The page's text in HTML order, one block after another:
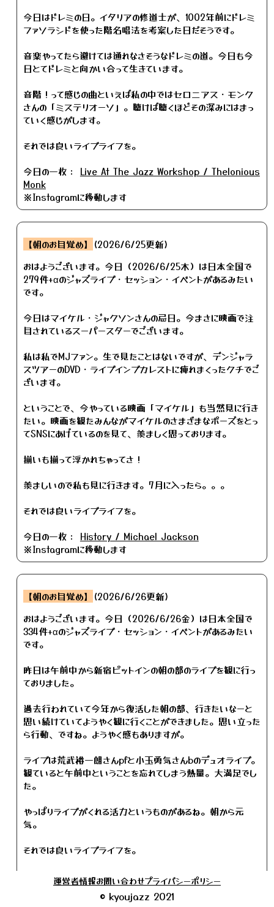
今日はドレミの日。イタリアの修道士が、1002年前にドレミ
ファソラシドを使った階名唱法を考案した日だそうです。
音楽やってたら避けては通れなさそうなドレミの道。今日も今
日とてドレミと向かい合って生きています。
音階！って感じの曲といえば私の中ではセロニアス・モンク
さんの「ミステリオーソ」。聴けば聴くほどその深みにはまっ
ていく感じがします。
それでは良いライブライフを。
今日の一枚： Live At The Jazz Workshop / Thelonious
Monk
※Instagramに移動します
【朝のお目覚め】
(2026/6/25更新)
おはようございます。今日（2026/6/25木）は日本全国で
279件+αのジャズライブ・セッション・イベントがあるみたい
です。
今日はマイケル・ジャクソンさんの忌日。今まさに映画で注
目されているスーパースターでございます。
私は私でMJファン。生で見たことはないですが、デンジャラ
スツアーのDVD・ライブインブカレストに痺れまくったクチでご
ざいます。
ということで、今やっている映画「マイケル」も当然見に行き
たい。映画を観たみんながマイケルのさまざまなポーズをとっ
てSNSにあげているのを見て、羨ましく思っております。
揃いも揃って浮かれちゃってさ！
羨ましいので私も見に行きます。7月に入ったら。。。
それでは良いライブライフを。
今日の一枚： History / Michael Jackson
※Instagramに移動します
【朝のお目覚め】
(2026/6/26更新)
おはようございます。今日（2026/6/26金）は日本全国で
334件+αのジャズライブ・セッション・イベントがあるみたい
です。
昨日は午前中から新宿ピットインの朝の部のライブを観に行っ
ておりました。
過去行われていて今年から復活した朝の部、行きたいなーと
思い続けていてようやく観に行くことができました。思い立った
ら行動、ですね。ようやく感もありますが。
ライブは荒武裕一朗さんpfと小玉勇気さんbのデュオライブ。
観ていると午前中ということを忘れてしまう熱量。大満足でし
た。
やっぱりライブがくれる活力というものがあるね。朝から元
気。
それでは良いライブライフを。
今日の一枚(写真)：新宿ピットインの出番表
※Instagramに移動します
運営者情報お問い合わせプライバシーポリシー
© kyoujazz 2021